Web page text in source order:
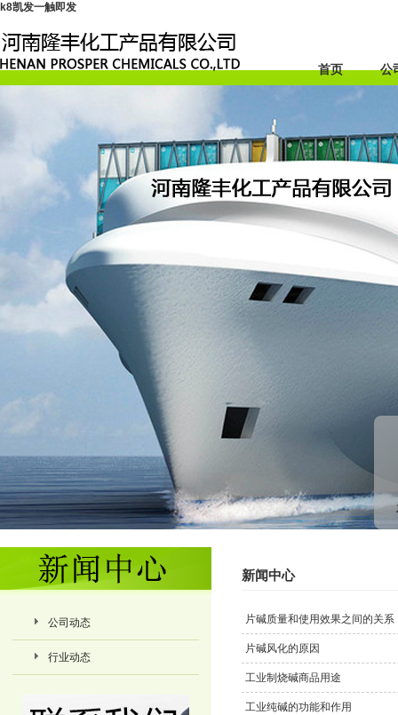
k8凯发一触即发
首页 公
公司动态
行业动态
新闻中心
片碱质量和使用效果之间的关系
片碱风化的原因
工业制烧碱商品用途
工业纯碱的功能和作用